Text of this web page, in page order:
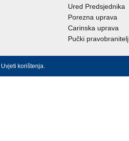
Ured Predsjednika
Porezna uprava
Carinska uprava
Pučki pravobranitelj
Uvjeti korištenja.